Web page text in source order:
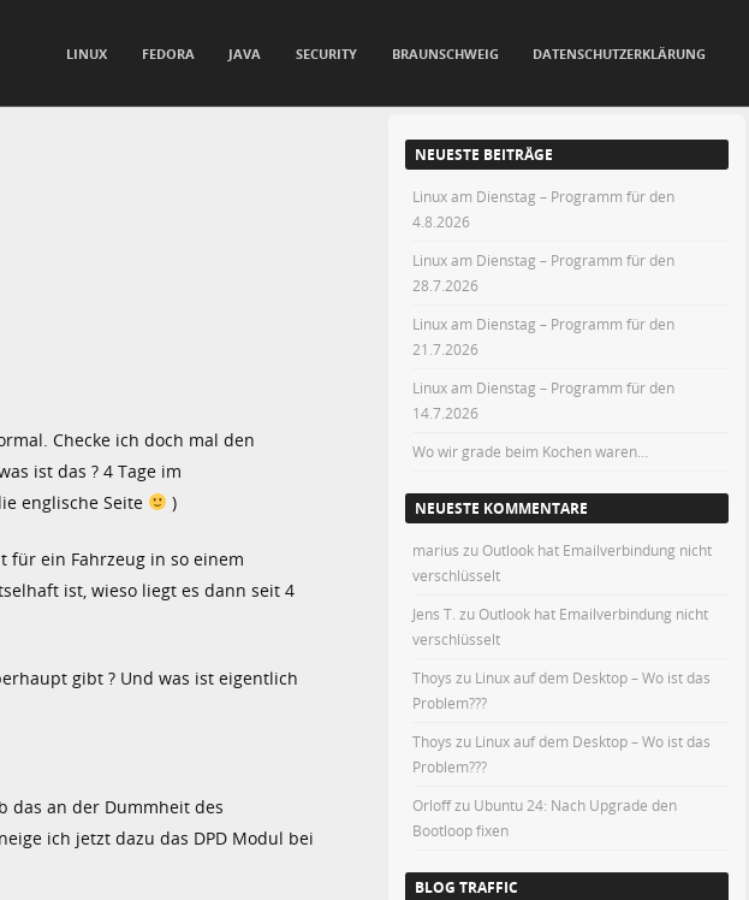
LINUX FEDORA JAVA SECURITY BRAUNSCHWEIG DATENSCHUTZERKLÄRUNG
Checke ich doch mal den
ist das ? 4 Tage im
englische Seite
)
für ein Fahrzeug in so einem
ist, wieso liegt es dann seit 4
gibt ? Und was ist eigentlich
das an der Dummheit des
ich jetzt dazu das DPD Modul bei
NEUESTE BEITRÄGE
Linux am Dienstag – Programm für den
4.8.2026
Linux am Dienstag – Programm für den
28.7.2026
Linux am Dienstag – Programm für den
21.7.2026
Linux am Dienstag – Programm für den
14.7.2026
Wo wir grade beim Kochen waren…
NEUESTE KOMMENTARE
marius zuOutlook hat Emailverbindung nicht
verschlüsselt
Jens T. zuOutlook hat Emailverbindung nicht
verschlüsselt
Thoys zu Linux auf dem Desktop – Wo ist das
Problem???
Thoys zu Linux auf dem Desktop – Wo ist das
Problem???
Orloffzu Ubuntu 24: Nach Upgrade den
Bootloop fixen
BLOG TRAFFIC